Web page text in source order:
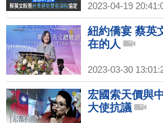
2023-04-19
紐約僑宴 蔡英
在的人
2023-03-30
宏國索天價與
大使抗議